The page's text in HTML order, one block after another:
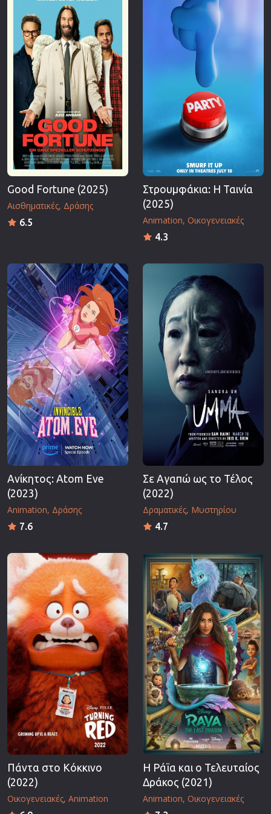
Επιστημονικής Φαντασίας
Ευρωπαικός Κινηματογράφος
Θρησκευτικές
Θρίλερ
Ιστορικές
Καταστροφής
Κλασσικές
Good Fortune (2025)
Αισθηματικές Δράσης
6.5
Στρουμφάκια: Η Ταινία
(2025)
Animation Οικογενειακές
4.3
Ανίκητος: Atom Eve
(2023)
Animation Δράσης
7.6
Σε Αγαπώ ως το Τέλος
(2022)
Δραματικές Μυστηρίου
4.7
Πάντα στο Κόκκινο
(2022)
Οικογενειακές Animation
Η Ράϊα και ο Τελευταίος
Δράκος (2021)
Animation Οικογενειακές